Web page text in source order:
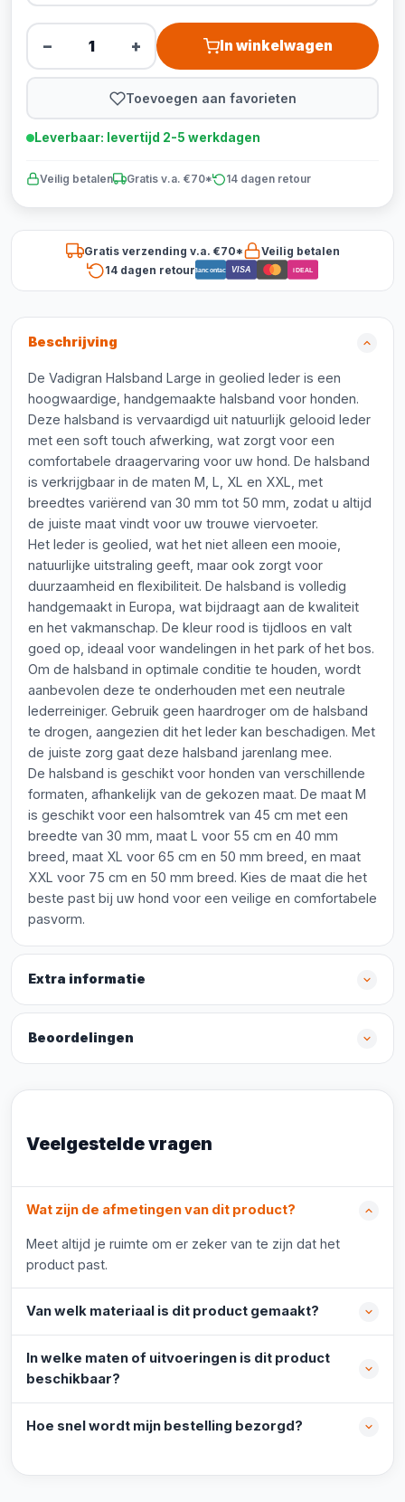
− + In winkelwagen
Toevoegen aan favorieten
Leverbaar: levertijd 2-5 werkdagen
Veilig betalen Gratis v.a. €70* 14 dagen retour
Gratis verzending v.a. €70*
Veilig betalen
14 dagen retourBancontact VISA iDEAL
Beschrijving
De Vadigran Halsband Large in geolied leder is een
hoogwaardige, handgemaakte halsband voor honden.
Deze halsband is vervaardigd uit natuurlijk gelooid leder
met een soft touch afwerking, wat zorgt voor een
comfortabele draagervaring voor uw hond. De halsband
is verkrijgbaar in de maten M, L, XL en XXL, met
breedtes variërend van 30 mm tot 50 mm, zodat u altijd
de juiste maat vindt voor uw trouwe viervoeter.
Het leder is geolied, wat het niet alleen een mooie,
natuurlijke uitstraling geeft, maar ook zorgt voor
duurzaamheid en flexibiliteit. De halsband is volledig
handgemaakt in Europa, wat bijdraagt aan de kwaliteit
en het vakmanschap. De kleur rood is tijdloos en valt
goed op, ideaal voor wandelingen in het park of het bos.
Om de halsband in optimale conditie te houden, wordt
aanbevolen deze te onderhouden met een neutrale
lederreiniger. Gebruik geen haardroger om de halsband
te drogen, aangezien dit het leder kan beschadigen. Met
de juiste zorg gaat deze halsband jarenlang mee.
De halsband is geschikt voor honden van verschillende
formaten, afhankelijk van de gekozen maat. De maat M
is geschikt voor een halsomtrek van 45 cm met een
breedte van 30 mm, maat L voor 55 cm en 40 mm
breed, maat XL voor 65 cm en 50 mm breed, en maat
XXL voor 75 cm en 50 mm breed. Kies de maat die het
beste past bij uw hond voor een veilige en comfortabele
pasvorm.
Extra informatie
Beoordelingen
Veelgestelde vragen
Wat zijn de afmetingen van dit product?
Meet altijd je ruimte om er zeker van te zijn dat het
product past.
Van welk materiaal is dit product gemaakt?
In welke maten of uitvoeringen is dit product
beschikbaar?
Hoe snel wordt mijn bestelling bezorgd?